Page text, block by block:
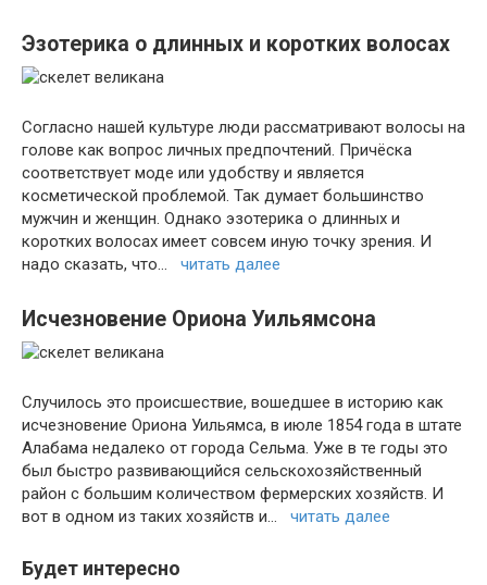
Эзотерика о длинных и коротких волосах
Согласно нашей культуре люди рассматривают волосы на
голове как вопрос личных предпочтений. Причёска
соответствует моде или удобству и является
косметической проблемой. Так думает большинство
мужчин и женщин. Однако эзотерика о длинных и
коротких волосах имеет совсем иную точку зрения. И
надо сказать, что… читать далее
Исчезновение Ориона Уильямсона
Случилось это происшествие, вошедшее в историю как
исчезновение Ориона Уильямса, в июле 1854 года в штате
Алабама недалеко от города Сельма. Уже в те годы это
был быстро развивающийся сельскохозяйственный
район с большим количеством фермерских хозяйств. И
вот в одном из таких хозяйств и… читать далее
Будет интересно